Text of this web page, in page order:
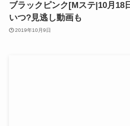
ブラックピンク[Mステ|10月18
いつ?見逃し動画も
2019年10月9日